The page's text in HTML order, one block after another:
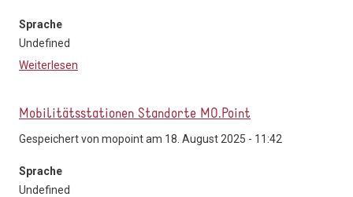
Sprache
Undefined
Weiterlesen
Mobilitätsstationen Standorte MO.Point
Gespeichert von mopointam 18. August 2025 - 11:42
Sprache
Undefined